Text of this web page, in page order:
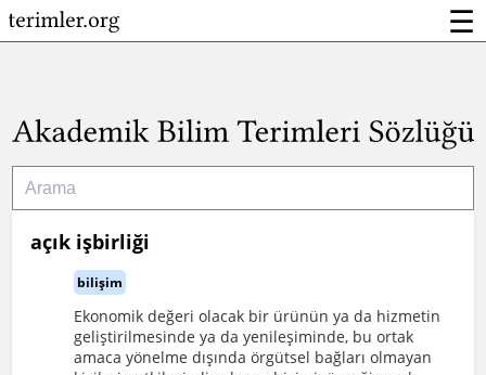
☰
açık işbirliği
bilişim
Ekonomik değeri olacak bir ürünün ya da hizmetin
geliştirilmesinde ya da yenileşiminde, bu ortak
amaca yönelme dışında örgütsel bağları olmayan